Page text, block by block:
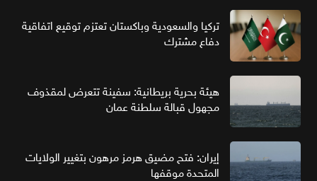
تركيا والسعودية وباكستان تعتزم توقيع اتفاقية
دفاع مشترك
هيئة بحرية بريطانية: سفينة تتعرض لمقذوف
مجهول قبالة سلطنة عمان
إيران: فتح مضيق هرمز مرهون بتغيير الولايات
المتحدة موقفها